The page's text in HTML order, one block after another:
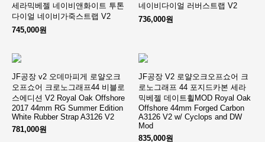
세라믹베젤 네이비앤화이트 투톤
다이얼 네이비가죽스트랩 V2
745,000원
네이비다이얼 러버스트랩 V2
736,000원
JF공장 v2 오데마피게 로얄오크
오프쇼어 크로노그래프44 비블로
스에디션 V2 Royal Oak Offshore
2017 44mm RG Summer Edition
White Rubber Strap A3126 V2
781,000원
JF공장 V2 로얄오크오프쇼어 크
로노그래프 44 포지드카본 세라
믹베젤 데이트휠MOD Royal Oak
Offshore 44mm Forged Carbon
A3126 V2 w/ Cyclops and DW
Mod
835,000원